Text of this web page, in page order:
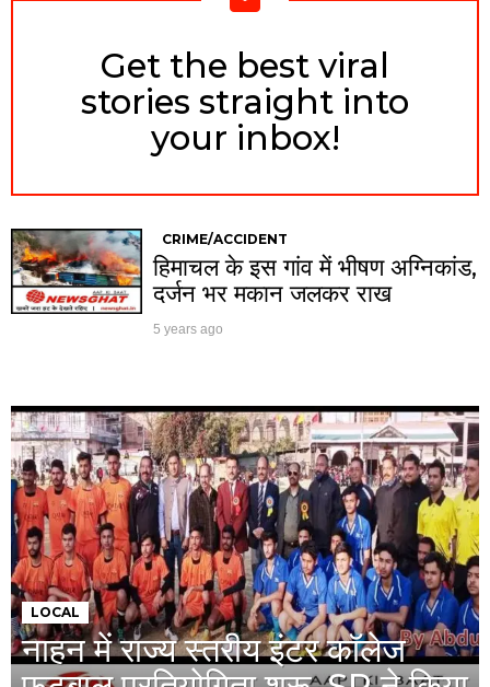
NEWSLETTER
Get the best viral
stories straight into
your inbox!
CRIME/ACCIDENT
हिमाचल के इस गांव में भीषण अग्निकांड,
दर्जन भर मकान जलकर राख
5 years ago
LOCAL
नाहन में राज्य स्तरीय इंटर कॉलेज